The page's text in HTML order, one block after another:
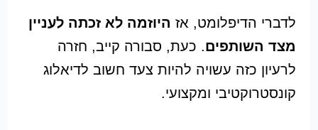
לדברי הדיפלומט, אז היוזמה לא זכתה לעניין
מצד השותפים. כעת, סבורה קייב, חזרה
לרעיון כזה עשויה להיות צעד חשוב לדיאלוג
קונסטרוקטיבי ומקצועי.